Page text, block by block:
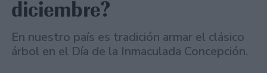
diciembre?
En nuestro país es tradición armar el clásico
árbol en el Día de la Inmaculada Concepción.